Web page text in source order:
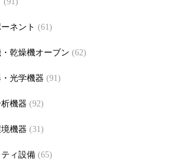
ネント (61)
乾燥機オーブン (62)
光学機器 (91)
機器 (92)
機器 (31)
ィ設備 (65)